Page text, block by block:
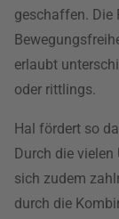
geschaffen. Die
erlaubt
oder rittlings.
Hal fördert so
Durch die
sich zudem
durch die